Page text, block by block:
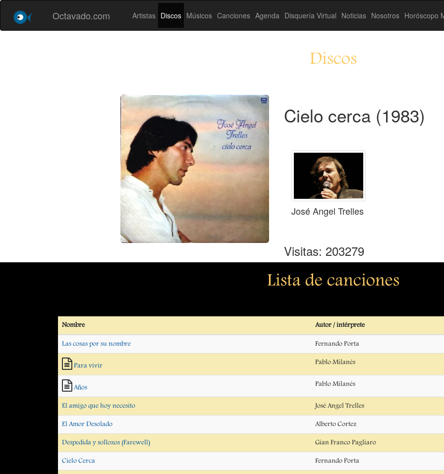
Octavado.com Artistas Discos Músicos Canciones Agenda Disquería Virtual Noticias Nosotros Horóscopo
Discos
Cielo cerca (1983)
José Angel Trelles
Visitas: 203279
Lista de canciones
Nombre Autor / intérprete
Las cosas por su nombre Fernando Porta
Para vivir Pablo Milanés
Años Pablo Milanés
El amigo que hoy necesito José Angel Trelles
El Amor Desolado Alberto Cortez
Despedida y sollozos (Farewell) Gian Franco Pagliaro
Cielo Cerca Fernando Porta